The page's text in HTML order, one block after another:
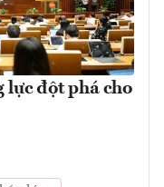
đột phá cho